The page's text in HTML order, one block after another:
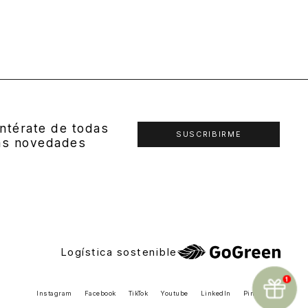
de todas
novedades
SUSCRIBIRME
Logística sostenible
Instagram Facebook TikTok Youtube LinkedIn Pinterest